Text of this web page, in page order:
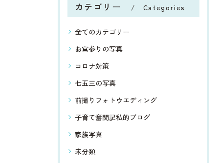
カテゴリー Categories
全てのカテゴリー
お宮参りの写真
コロナ対策
七五三の写真
前撮りフォトウエディング
子育て奮闘記私的ブログ
家族写真
未分類